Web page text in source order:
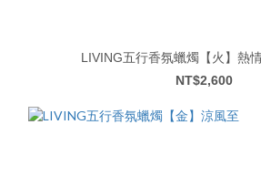
LIVING五行香氛蠟燭【火】熱
NT$2,600